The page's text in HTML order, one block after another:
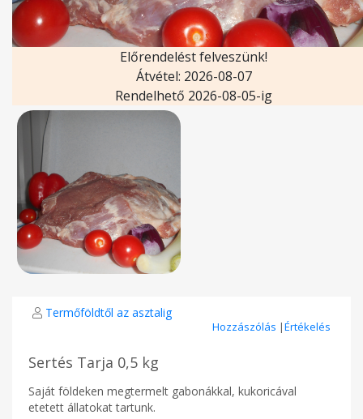
Előrendelést felveszünk!
Átvétel: 2026-08-07
Rendelhető 2026-08-05-ig
Termőföldtől az asztalig
Hozzászólás |Értékelés
Sertés Tarja 0,5 kg
Saját földeken megtermelt gabonákkal, kukoricával
etetett állatokat tartunk.